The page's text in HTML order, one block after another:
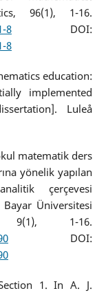
96(1), 1-16.
8DOI:
8
education:
implemented
Luleå
matematik ders
yönelik yapılan
çerçevesi
Bayar Üniversitesi
9(1), 1-16.
DOI:
1. In A. J.